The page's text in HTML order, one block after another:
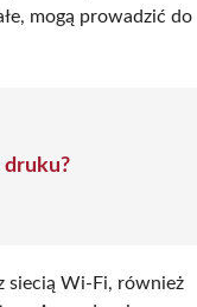
mogą prowadzić do
druku?
siecią Wi-Fi, również